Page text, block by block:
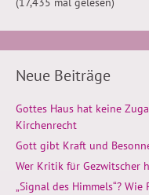
Neue Beiträge
Gottes Haus hat keine
Kirchenrecht
Gott gibt Kraft und
Wer Kritik für Gezwitscher
„Signal des Himmels“?